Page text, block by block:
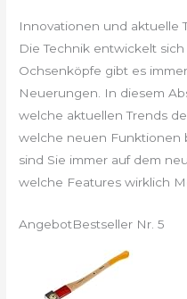
Innovationen und aktuelle
Die Technik entwickelt
Ochsenköpfe gibt es
Neuerungen. In diesem
welche aktuellen Trends
welche neuen Funktionen
sind Sie immer auf dem
welche Features wirklich
AngebotBestseller Nr. 5